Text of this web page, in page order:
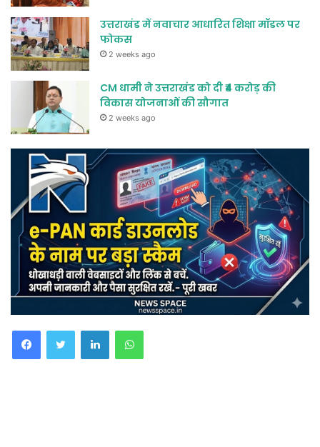
FacebookTwitter LinkedInWhatsApp
उत्तराखंड में नवाचार आधारित शिक्षा मॉडल पर
फोकस
2 weeks ago
CM धामी ने उत्तराखंड को दी ₹4 करोड़ की
विकास योजनाओं की सौगात
2 weeks ago